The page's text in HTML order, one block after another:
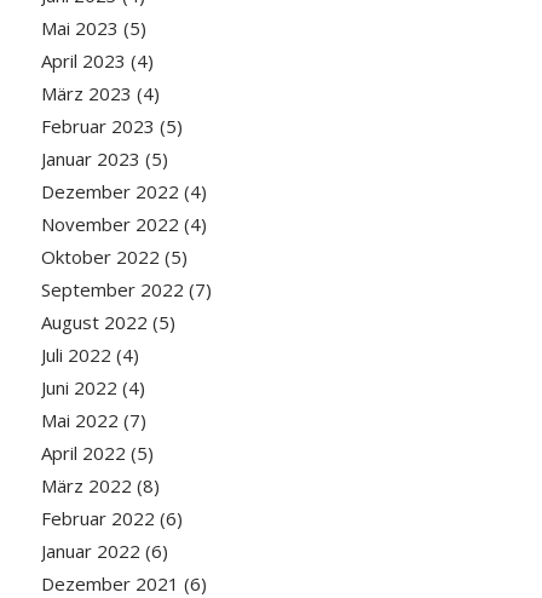
Mai 2023 (5)
April 2023 (4)
März 2023 (4)
Februar 2023 (5)
Januar 2023 (5)
Dezember 2022 (4)
November 2022 (4)
Oktober 2022 (5)
September 2022 (7)
August 2022 (5)
Juli 2022 (4)
Juni 2022 (4)
Mai 2022 (7)
April 2022 (5)
März 2022 (8)
Februar 2022 (6)
Januar 2022 (6)
Dezember 2021 (6)